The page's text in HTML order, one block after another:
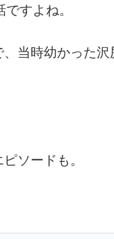
すよね。
当時幼かった
ソードも。